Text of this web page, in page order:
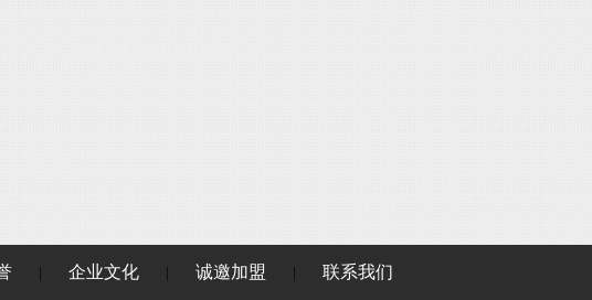
企业文化 诚邀加盟 联系我们